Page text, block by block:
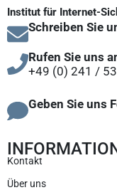
Institut für Internet-
Schreiben Sie
Rufen Sie uns
+49 (0) 241 /
Geben Sie uns
Kontakt
Über uns